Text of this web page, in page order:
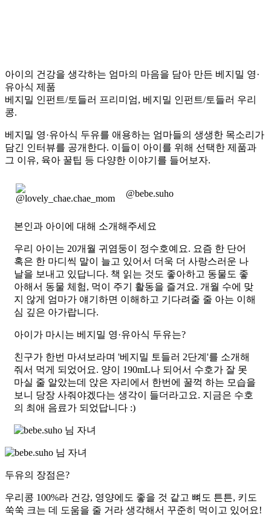
아이의 건강을 생각하는 엄마의 마음을 담아 만든 베지밀 영·
유아식 제품
베지밀 인펀트/토들러 프리미엄, 베지밀 인펀트/토들러 우리
콩.
베지밀 영·유아식 두유를 애용하는 엄마들의 생생한 목소리가
담긴 인터뷰를 공개한다. 이들이 아이를 위해 선택한 제품과
그 이유, 육아 꿀팁 등 다양한 이야기를 들어보자.
@bebe.suho
본인과 아이에 대해 소개해주세요
우리 아이는 20개월 귀염둥이 정수호예요. 요즘 한 단어
혹은 한 마디씩 말이 늘고 있어서 더욱 더 사랑스러운 나
날을 보내고 있답니다. 책 읽는 것도 좋아하고 동물도 좋
아해서 동물 체험, 먹이 주기 활동을 즐겨요. 개월 수에 맞
지 않게 엄마가 얘기하면 이해하고 기다려줄 줄 아는 이해
심 깊은 아가랍니다.
아이가 마시는 베지밀 영·유아식 두유는?
친구가 한번 마셔보라며 '베지밀 토들러 2단계'를 소개해
줘서 먹게 되었어요. 양이 190mL나 되어서 수호가 잘 못
마실 줄 알았는데 앉은 자리에서 한번에 꿀꺽 하는 모습을
보니 당장 사줘야겠다는 생각이 들더라고요. 지금은 수호
의 최애 음료가 되었답니다 :)
두유의 장점은?
우리콩 100%라 건강, 영양에도 좋을 것 같고 뼈도 튼튼, 키도
쑥쑥 크는 데 도움을 줄 거라 생각해서 꾸준히 먹이고 있어요!